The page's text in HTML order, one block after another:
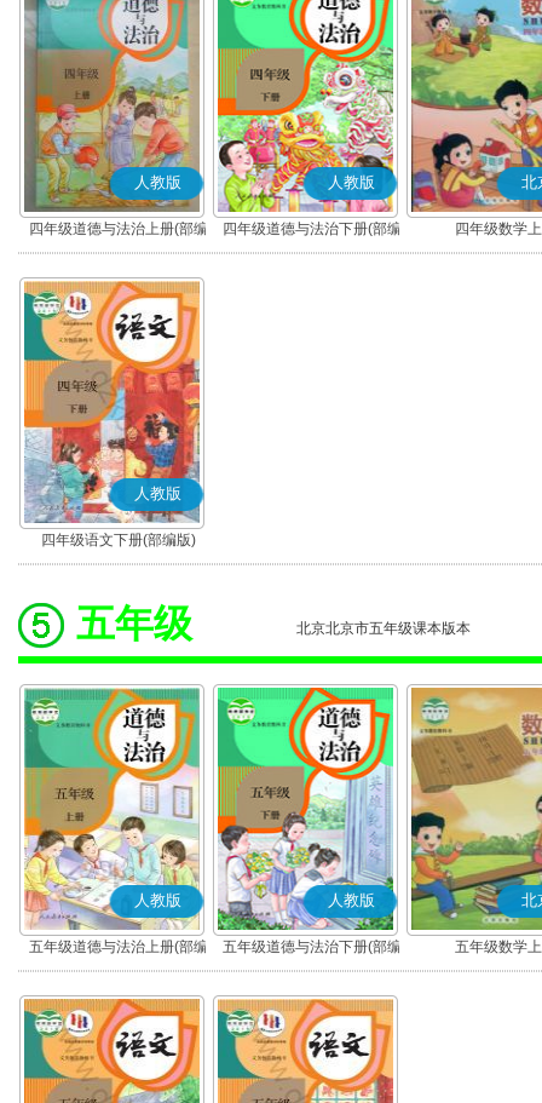
人教版
四年级道德与法治上册(部编
版)
人教版
四年级道德与法治下册(部编
版)
北
四年级数学
人教版
四年级语文下册(部编版)
五年级 北京北京市五年级课本版本
人教版
五年级道德与法治上册(部编
版)
人教版
五年级道德与法治下册(部编
版)
北
五年级数学